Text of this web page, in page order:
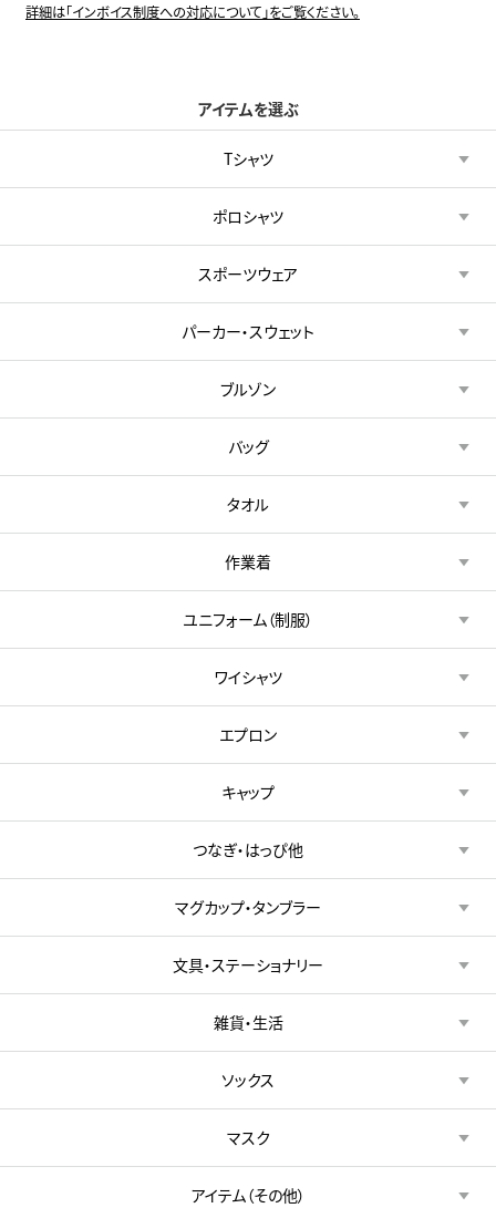
詳細は「インボイス制度への対応について」をご覧ください。
アイテムを選ぶ
Tシャツ
ポロシャツ
スポーツウェア
パーカー・スウェット
ブルゾン
バッグ
タオル
作業着
ユニフォーム（制服）
ワイシャツ
エプロン
キャップ
つなぎ・はっぴ他
マグカップ・タンブラー
文具・ステーショナリー
雑貨・生活
ソックス
マスク
アイテム（その他）